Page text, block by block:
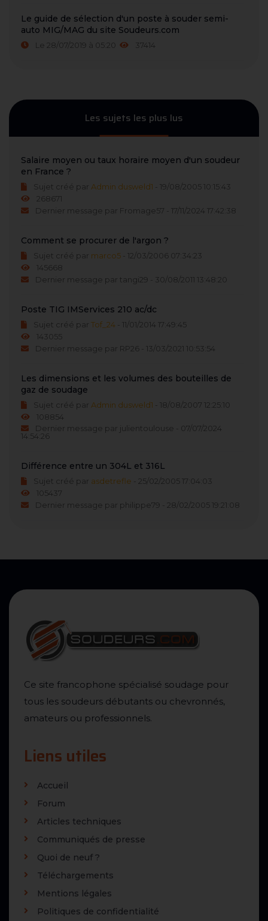
Le guide de sélection d'un poste à souder semi-
auto MIG/MAG du site Soudeurs.com
Le 28/07/2019 à 05:20 37414
Les sujets les plus lus
Salaire moyen ou taux horaire moyen d'un soudeur
en France ?
Sujet créé par Admin dusweld1 - 19/08/2005 10:15:43
268671
Dernier message par Fromage57 - 17/11/2024 17:42:38
Comment se procurer de l'argon ?
Sujet créé par marco5 - 12/03/2006 07:34:23
145668
Dernier message par tangi29 - 30/08/2011 13:48:20
Poste TIG IMServices 210 ac/dc
Sujet créé par Tof_24 - 11/01/2014 17:49:45
143055
Dernier message par RP26 - 13/03/2021 10:53:54
Les dimensions et les volumes des bouteilles de
gaz de soudage
Sujet créé par Admin dusweld1 - 18/08/2007 12:25:10
108854
Dernier message par julientoulouse - 07/07/2024
14:54:26
Différence entre un 304L et 316L
Sujet créé par asdetrefle - 25/02/2005 17:04:03
105437
Dernier message par philippe79 - 28/02/2005 19:21:08
Ce site francophone spécialisé soudage pour
tous les soudeurs débutants ou chevronnés,
amateurs ou professionnels.
Liens utiles
Accueil
Forum
Articles techniques
Communiqués de presse
Quoi de neuf ?
Téléchargements
Mentions légales
Politiques de confidentialité